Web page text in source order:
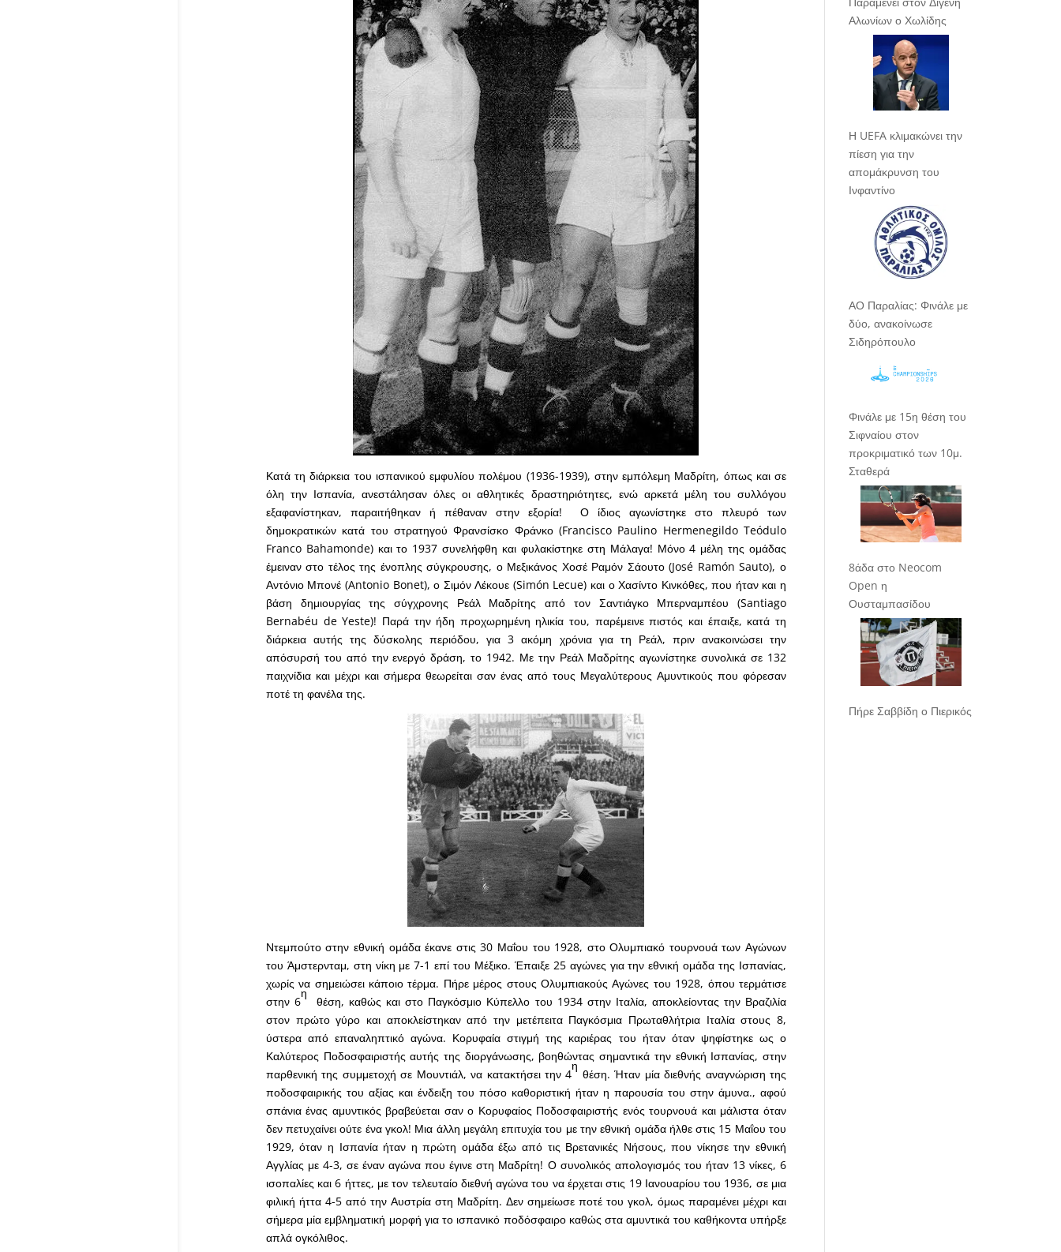
Κατά τη διάρκεια του ισπανικού εμφυλίου πολέμου (1936-1939), στην εμπόλεμη Μαδρίτη, όπως και σε
όλη την Ισπανία, ανεστάλησαν όλες οι αθλητικές δραστηριότητες, ενώ αρκετά μέλη του συλλόγου
εξαφανίστηκαν, παραιτήθηκαν ή πέθαναν στην εξορία! Ο ίδιος αγωνίστηκε στο πλευρό των
δημοκρατικών κατά του στρατηγού Φρανσίσκο Φράνκο (Francisco Paulino Hermenegildo Teódulo
Franco Bahamonde) και το 1937 συνελήφθη και φυλακίστηκε στη Μάλαγα! Μόνο 4 μέλη της ομάδας
έμειναν στο τέλος της ένοπλης σύγκρουσης, ο Μεξικάνος Χοσέ Ραμόν Σάουτο (José Ramón Sauto), ο
Αντόνιο Μπονέ (Antonio Bonet), ο Σιμόν Λέκουε (Simón Lecue) και ο Χασίντο Κινκόθες, που ήταν και η
βάση δημιουργίας της σύγχρονης Ρεάλ Μαδρίτης από τον Σαντιάγκο Μπερναμπέου (Santiago
Bernabéu de Yeste)! Παρά την ήδη προχωρημένη ηλικία του, παρέμεινε πιστός και έπαιξε, κατά τη
διάρκεια αυτής της δύσκολης περιόδου, για 3 ακόμη χρόνια για τη Ρεάλ, πριν ανακοινώσει την
απόσυρσή του από την ενεργό δράση, το 1942. Με την Ρεάλ Μαδρίτης αγωνίστηκε συνολικά σε 132
παιχνίδια και μέχρι και σήμερα θεωρείται σαν ένας από τους Μεγαλύτερους Αμυντικούς που φόρεσαν
ποτέ τη φανέλα της.
Ντεμπούτο στην εθνική ομάδα έκανε στις 30 Μαΐου του 1928, στο Ολυμπιακό τουρνουά των Αγώνων
του Άμστερνταμ, στη νίκη με 7-1 επί του Μέξικο. Έπαιξε 25 αγώνες για την εθνική ομάδα της Ισπανίας,
χωρίς να σημειώσει κάποιο τέρμα. Πήρε μέρος στους Ολυμπιακούς Αγώνες του 1928, όπου τερμάτισε
στην 6
η
θέση, καθώς και στο Παγκόσμιο Κύπελλο του 1934 στην Ιταλία, αποκλείοντας την Βραζιλία
στον πρώτο γύρο και αποκλείστηκαν από την μετέπειτα Παγκόσμια Πρωταθλήτρια Ιταλία στους 8,
ύστερα από επαναληπτικό αγώνα. Κορυφαία στιγμή της καριέρας του ήταν όταν ψηφίστηκε ως ο
Καλύτερος Ποδοσφαιριστής αυτής της διοργάνωσης, βοηθώντας σημαντικά την εθνική Ισπανίας, στην
παρθενική της συμμετοχή σε Μουντιάλ, να κατακτήσει την 4
η
θέση. Ήταν μία διεθνής αναγνώριση της
ποδοσφαιρικής του αξίας και ένδειξη του πόσο καθοριστική ήταν η παρουσία του στην άμυνα., αφού
σπάνια ένας αμυντικός βραβεύεται σαν ο Κορυφαίος Ποδοσφαιριστής ενός τουρνουά και μάλιστα όταν
δεν πετυχαίνει ούτε ένα γκολ! Μια άλλη μεγάλη επιτυχία του με την εθνική ομάδα ήλθε στις 15 Μαΐου του
1929, όταν η Ισπανία ήταν η πρώτη ομάδα έξω από τις Βρετανικές Νήσους, που νίκησε την εθνική
Αγγλίας με 4-3, σε έναν αγώνα που έγινε στη Μαδρίτη! Ο συνολικός απολογισμός του ήταν 13 νίκες, 6
ισοπαλίες και 6 ήττες, με τον τελευταίο διεθνή αγώνα του να έρχεται στις 19 Ιανουαρίου του 1936, σε μια
φιλική ήττα 4-5 από την Αυστρία στη Μαδρίτη. Δεν σημείωσε ποτέ του γκολ, όμως παραμένει μέχρι και
σήμερα μία εμβληματική μορφή για το ισπανικό ποδόσφαιρο καθώς στα αμυντικά του καθήκοντα υπήρξε
απλά ογκόλιθος.
Αλωνίων ο Χωλίδης
Η UEFA κλιμακώνει την
πίεση για την
απομάκρυνση του
Ινφαντίνο
ΑΟ Παραλίας: Φινάλε με
δύο, ανακοίνωσε
Σιδηρόπουλο
Φινάλε με 15η θέση του
Σιφναίου στον
προκριματικό των 10μ.
Σταθερά
8άδα στο Neocom
Open η
Ουσταμπασίδου
Πήρε Σαββίδη ο Πιερικός